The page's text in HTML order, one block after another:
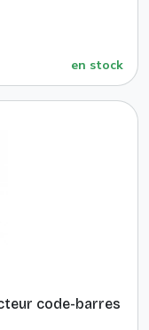
en stock
code-barres